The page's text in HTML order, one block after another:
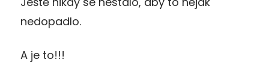
nedopadlo.
A je to!!!